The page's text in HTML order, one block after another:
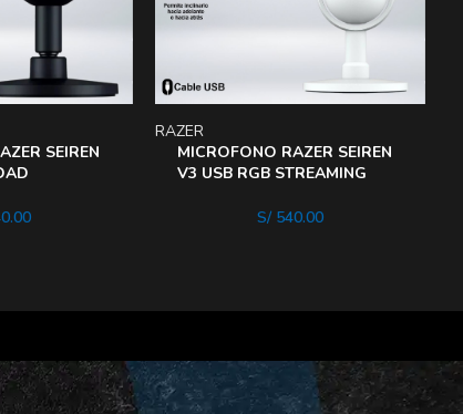
SEIREN
MICROFONO RAZER SEIREN
V3 USB RGB STREAMING
RAZER
S/540.00